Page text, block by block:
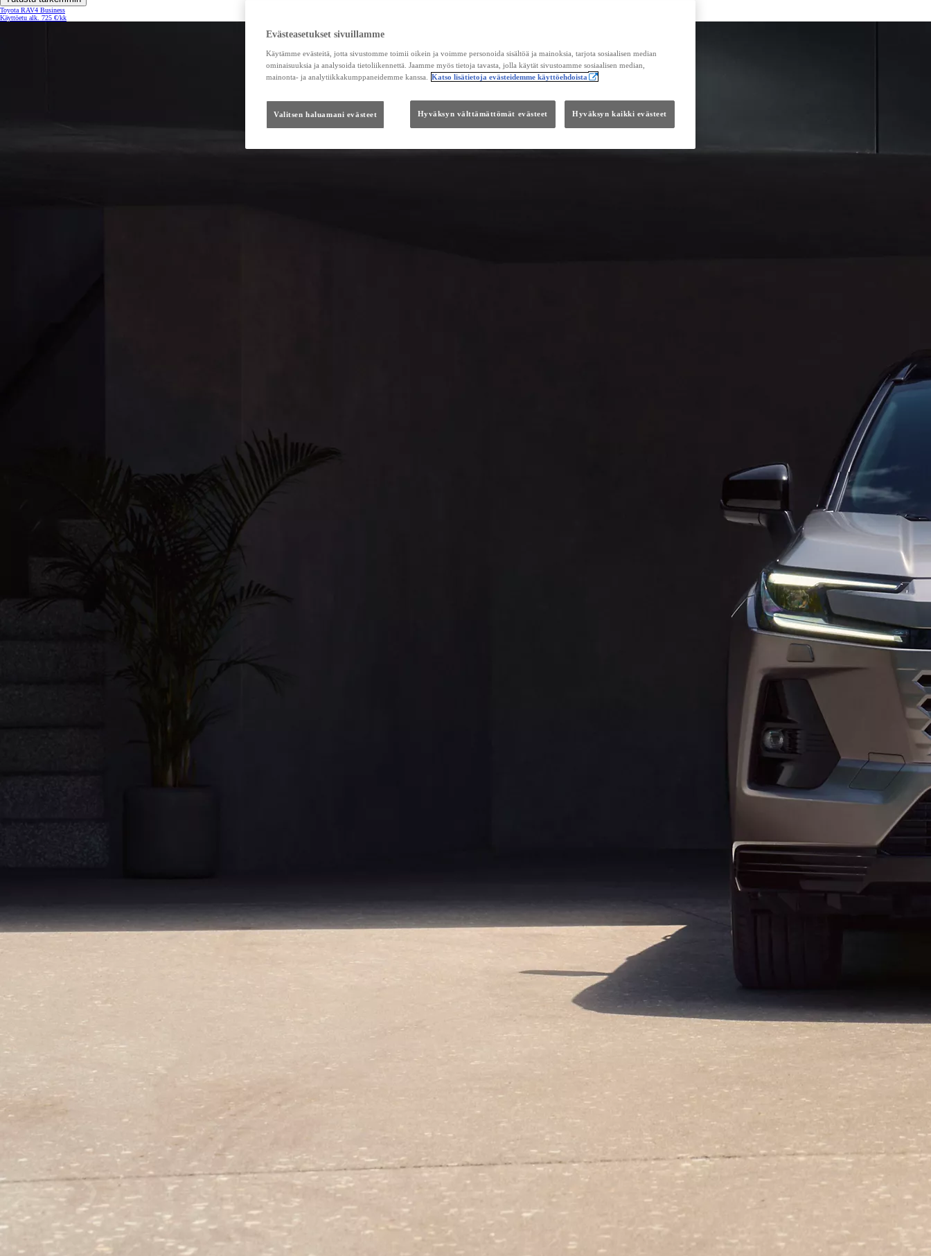
Toyota RAV4 Business
Käyttöetu alk. 725 €/kk
Evästeasetukset sivuillamme
Käytämme evästeitä, jotta sivustomme toimii oikein ja voimme personoida sisältöä ja mainoksia, tarjota sosiaalisen median
ominaisuuksia ja analysoida tietoliikennettä. Jaamme myös tietoja tavasta, jolla käytät sivustoamme sosiaalisen median,
mainonta- ja analytiikkakumppaneidemme kanssa.
Katso lisätietoja evästeidemme käyttöehdoista
Valitsen haluamani evästeet Hyväksyn välttämättömät evästeet Hyväksyn kaikki evästeet